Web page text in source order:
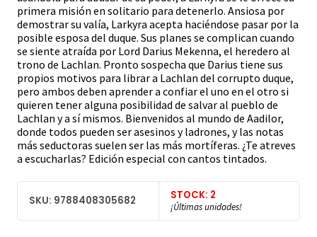
primera misión en solitario para detenerlo. Ansiosa por
demostrar su valía, Larkyra acepta haciéndose pasar por la
posible esposa del duque. Sus planes se complican cuando
se siente atraída por Lord Darius Mekenna, el heredero al
trono de Lachlan. Pronto sospecha que Darius tiene sus
propios motivos para librar a Lachlan del corrupto duque,
pero ambos deben aprender a confiar el uno en el otro si
quieren tener alguna posibilidad de salvar al pueblo de
Lachlan y a sí mismos. Bienvenidos al mundo de Aadilor,
donde todos pueden ser asesinos y ladrones, y las notas
más seductoras suelen ser las más mortíferas. ¿Te atreves
a escucharlas? Edición especial con cantos tintados.
SKU: 9788408305682 STOCK: 2
¡Últimas unidades!